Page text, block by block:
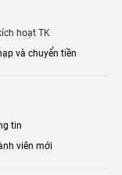
hoạt TK
và chuyển tiền
tin
viên mới